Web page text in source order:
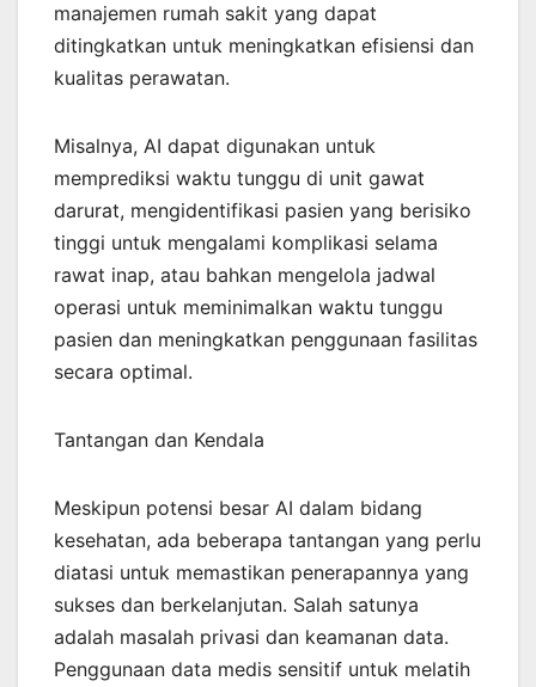
manajemen rumah sakit yang dapat
ditingkatkan untuk meningkatkan efisiensi dan
kualitas perawatan.
Misalnya, AI dapat digunakan untuk
memprediksi waktu tunggu di unit gawat
darurat, mengidentifikasi pasien yang berisiko
tinggi untuk mengalami komplikasi selama
rawat inap, atau bahkan mengelola jadwal
operasi untuk meminimalkan waktu tunggu
pasien dan meningkatkan penggunaan fasilitas
secara optimal.
Tantangan dan Kendala
Meskipun potensi besar AI dalam bidang
kesehatan, ada beberapa tantangan yang perlu
diatasi untuk memastikan penerapannya yang
sukses dan berkelanjutan. Salah satunya
adalah masalah privasi dan keamanan data.
Penggunaan data medis sensitif untuk melatih